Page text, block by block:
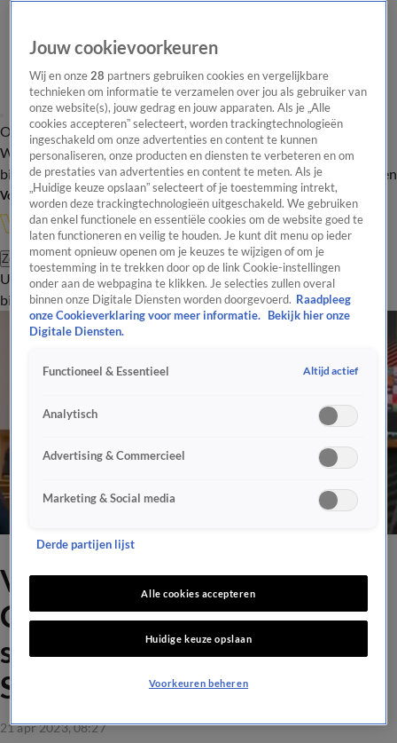
Overzicht Onze programma's Uitzendingen Onze gezichten
In de
WandelgangenInterviewsUitzending
bijwonenPodcastShopVeelgestelde vragenKijkersvraag insturen
Volg Vandaag Inside
Zoeken
UitzendingenVandaag InsideDe OranjezomerShopUitzending
bijwonen
Video: Mourinho geeft
Conference League-
sleutelhanger aan Joep
Schreuder
21 apr 2023, 08:27
Jouw cookievoorkeuren
Wij en onze28 partners gebruiken cookies en vergelijkbare
technieken om informatie te verzamelen over jou als gebruiker van
onze website(s), jouw gedrag en jouw apparaten. Als je „Alle
cookies accepteren” selecteert, worden trackingtechnologieën
ingeschakeld om onze advertenties en content te kunnen
personaliseren, onze producten en diensten te verbeteren en om
de prestaties van advertenties en content te meten. Als je
„Huidige keuze opslaan” selecteert of je toestemming intrekt,
worden deze trackingtechnologieën uitgeschakeld. We gebruiken
dan enkel functionele en essentiële cookies om de website goed te
laten functioneren en veilig te houden. Je kunt dit menu op ieder
moment opnieuw openen om je keuzes te wijzigen of om je
toestemming in te trekken door op de link Cookie-instellingen
onder aan de webpagina te klikken. Je selecties zullen overal
binnen onze Digitale Diensten worden doorgevoerd. Raadpleeg
onze Cookieverklaring voor meer informatie.
Bekijk hier onze
Digitale Diensten.
Functioneel & Essentieel Altijd actief
Analytisch
Advertising & Commercieel
Marketing & Social media
Derde partijen lijst
Alle cookies accepteren
Huidige keuze opslaan
Voorkeuren beheren